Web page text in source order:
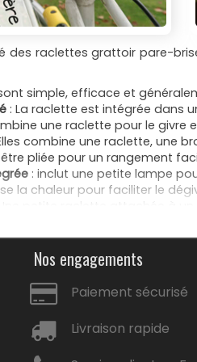
des raclettes grattoir pare-
simple, efficace et
: La raclette est intégrée dans
une raclette pour le givre
combine une raclette, une
pliée pour un rangement
: inclut une petite lampe
la chaleur pour faciliter le
personnalisé pas cher,
chaudement qu’ils
vitres personnalisé car il
Nos engagements
Paiement sécurisé
Livraison rapide